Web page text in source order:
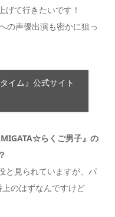
げて行きたいです！
の声優出演も密かに狙っ
イム』公式サイト
らくご男子』の
と見られていますが、パ
のはずなんですけど